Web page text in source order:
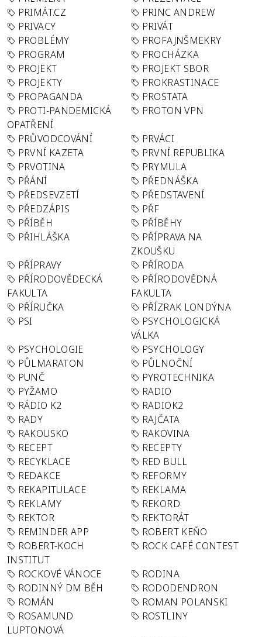
PRIMÁT.CZ
PRINC ANDREW
PRIVACY
PRIVÁT
PROBLÉMY
PROFAJNŠMEKRY
PROGRAM
PROCHÁZKA
PROJEKT
PROJEKT SBOR
PROJEKTY
PROKRASTINACE
PROPAGANDA
PROSTATA
PROTI-PANDEMICKÁ
OPATŘENÍ
PROTON VPN
PRŮVODCOVÁNÍ
PRVÁCI
PRVNÍ KAZETA
PRVNÍ REPUBLIKA
PRVOTINA
PRYMULA
PŘÁNÍ
PŘEDNÁŠKA
PŘEDSEVZETÍ
PŘEDSTAVENÍ
PŘEDZÁPIS
PŘF
PŘÍBĚH
PŘÍBĚHY
PŘIHLÁŠKA
PŘÍPRAVA NA
ZKOUŠKU
PŘÍPRAVY
PŘÍRODA
PŘÍRODOVĚDECKÁ
FAKULTA
PŘÍRODOVĚDNÁ
FAKULTA
PŘÍRUČKA
PŘÍZRAK LONDÝNA
PSI
PSYCHOLOGICKÁ
VÁLKA
PSYCHOLOGIE
PSYCHOLOGY
PŮLMARATON
PŮLNOČNÍ
PUNČ
PYROTECHNIKA
PYŽAMO
RADIO
RÁDIO K2
RADIOK2
RADY
RAJČATA
RAKOUSKO
RAKOVINA
RECEPT
RECEPTY
RECYKLACE
RED BULL
REDAKCE
REFORMY
REKAPITULACE
REKLAMA
REKLAMY
REKORD
REKTOR
REKTORÁT
REMINDER APP
ROBERT KEŇO
ROBERT-KOCH
INSTITUT
ROCK CAFÉ CONTEST
ROCKOVÉ VÁNOCE
RODINA
RODINNÝ DM BĚH
RODODENDRON
ROMÁN
ROMAN POLANSKI
ROSAMUND
LUPTONOVÁ
ROSTLINY